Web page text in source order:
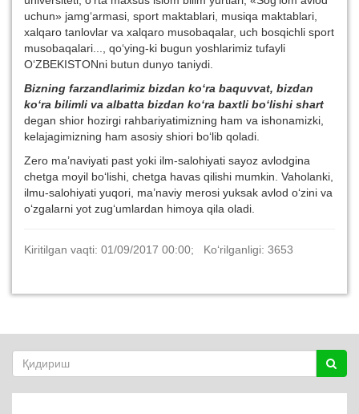
uchun» jamg‘armasi, sport maktablari, musiqa maktablari,
xalqaro tanlovlar va xalqaro musobaqalar, uch bosqichli sport
musobaqalari..., qo‘ying-ki bugun yoshlarimiz tufayli
O‘ZBEKISTONni butun dunyo taniydi.
Bizning farzandlarimiz bizdan ko‘ra baquvvat, bizdan
ko‘ra bilimli va albatta bizdan ko‘ra baxtli bo‘lishi shart
degan shior hozirgi rahbariyatimizning ham va ishonamizki,
kelajagimizning ham asosiy shiori bo‘lib qoladi.
Zero ma’naviyati past yoki ilm-salohiyati sayoz avlodgina
chetga moyil bo‘lishi, chetga havas qilishi mumkin. Vaholanki,
ilmu-salohiyati yuqori, ma’naviy merosi yuksak avlod o‘zini va
o‘zgalarni yot zug‘umlardan himoya qila oladi.
Kiritilgan vaqti: 01/09/2017 00:00; Ko‘rilganligi: 3653